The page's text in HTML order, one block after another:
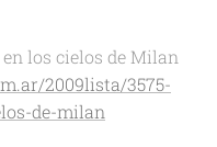
los cielos de Milan
2009lista/3575-
de-milan